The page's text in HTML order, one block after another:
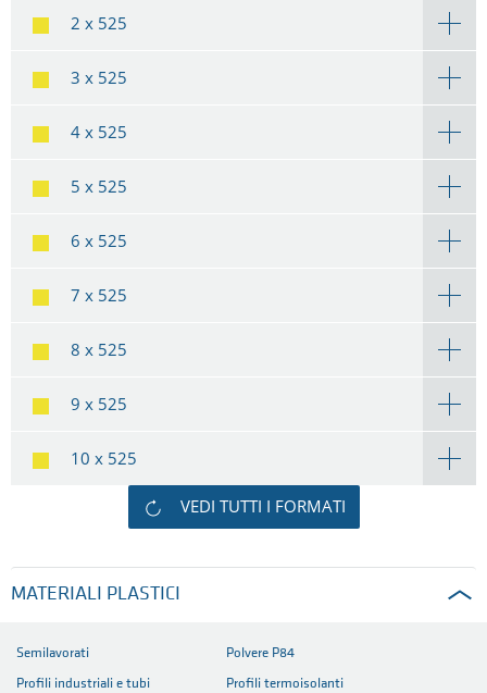
2 x 525
3 x 525
4 x 525
5 x 525
6 x 525
7 x 525
8 x 525
9 x 525
10 x 525
VEDI TUTTI I FORMATI
MATERIALI PLASTICI
Semilavorati
Profili industriali e tubi
Polvere P84
Profili termoisolanti